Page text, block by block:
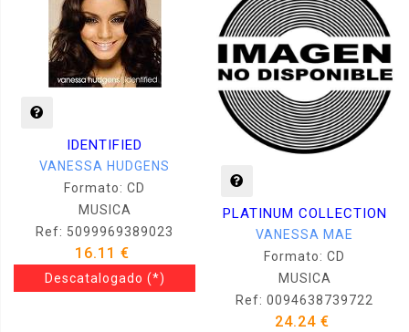
IDENTIFIED
VANESSA HUDGENS
Formato: CD
MUSICA
Ref: 5099969389023
16.11 €
Descatalogado (*)
PLATINUM COLLECTION
VANESSA MAE
Formato: CD
MUSICA
Ref: 0094638739722
24.24 €